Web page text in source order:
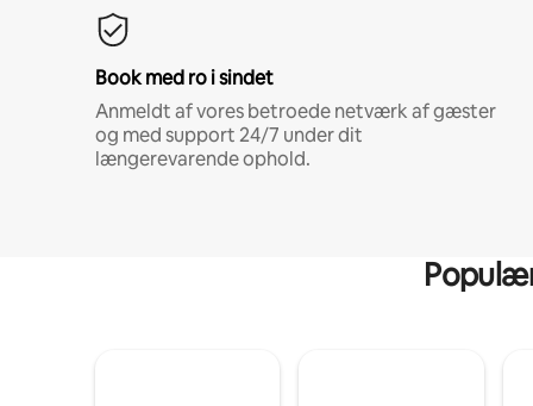
Book med ro i sindet
Anmeldt af vores betroede netværk af gæster
og med support 24/7 under dit
længerevarende ophold.